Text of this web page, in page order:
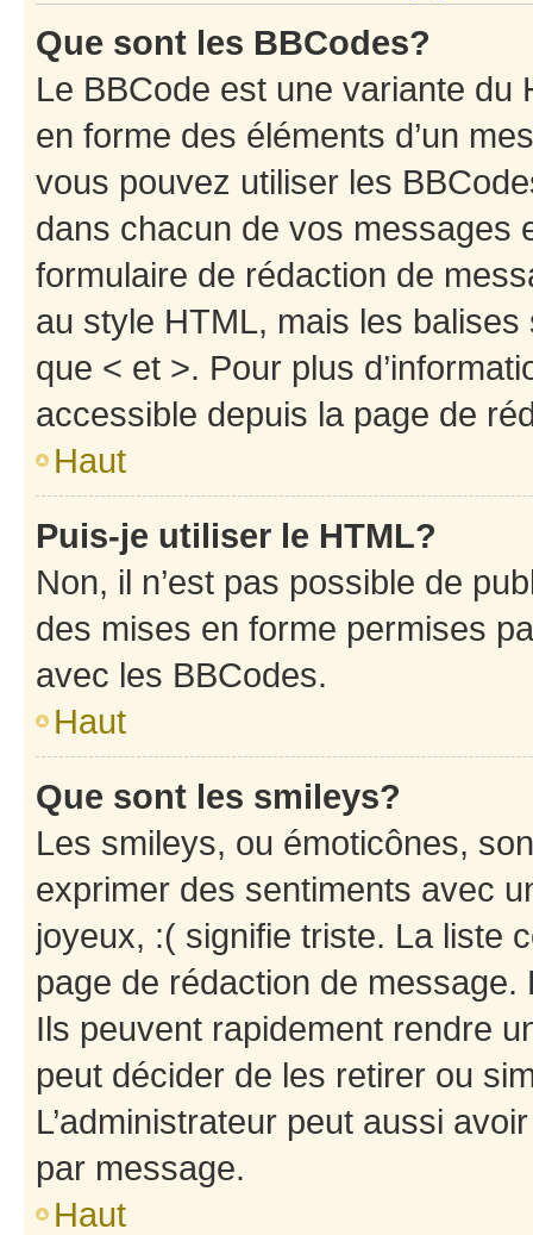
Que sont les BBCodes?
Le BBCode est une variante du
en forme des éléments d’un
vous pouvez utiliser les
dans chacun de vos messages
formulaire de rédaction de
au style HTML, mais les
que < et >. Pour plus
accessible depuis la page de
Haut
Puis-je utiliser le HTML?
Non, il n’est pas possible de
des mises en forme permises
avec les BBCodes.
Haut
Que sont les smileys?
Les smileys, ou émoticônes,
exprimer des sentiments avec
joyeux, :( signifie triste. La liste
page de rédaction de
Ils peuvent rapidement rendre
peut décider de les retirer ou
L’administrateur peut aussi
par message.
Haut